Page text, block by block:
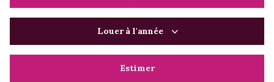
Du neuf
Louer à l'année
Estimer